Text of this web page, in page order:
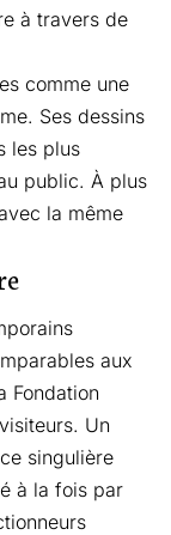
à travers de
comme une
Ses dessins
les plus
public. À plus
la même
aux
Fondation
Un
singulière
à la fois par